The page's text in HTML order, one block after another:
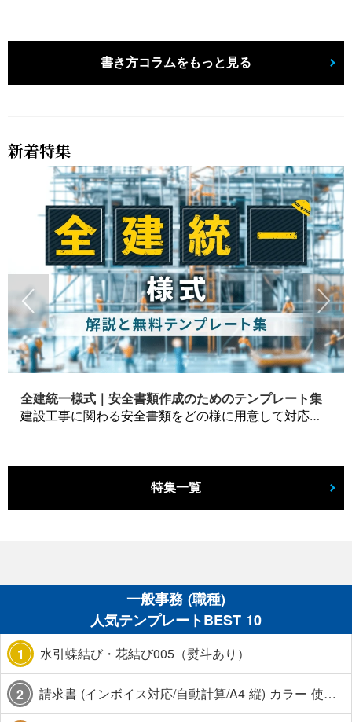
書き方コラムをもっと見る
新着特集
全建統一様式｜安全書類作成のためのテンプレート集
建設工事に関わる安全書類をどの様に用意して対応するか？関連書式テンプレートから書き方の注意点などの役立つコラムをbizoceanがお届けします。
特集一覧
一般事務 (職種)
人気テンプレートBEST 10
1 水引蝶結び・花結び005（熨斗あり）
2 請求書 (インボイス対応/自動計算/A4 縦) カラー 使い方解説あり